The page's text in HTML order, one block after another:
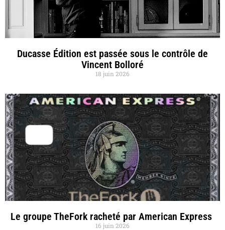
Ducasse Édition est passée sous le contrôle de
Vincent Bolloré
18 juin 2026
Le groupe TheFork racheté par American Express
16 juin 2026